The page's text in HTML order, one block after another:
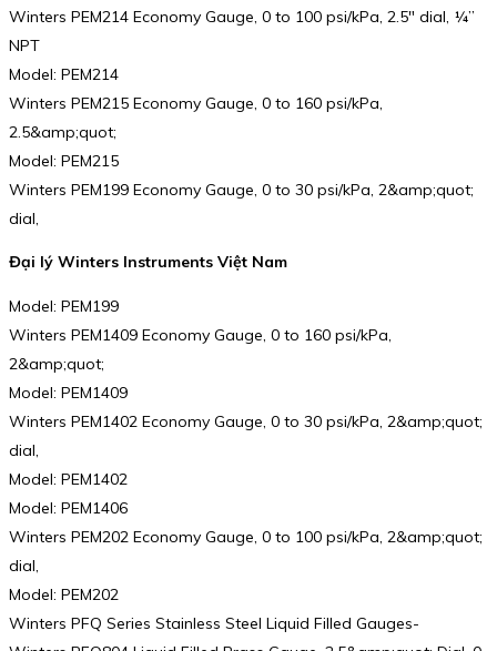
Winters PEM214 Economy Gauge, 0 to 100 psi/kPa, 2.5″ dial, ¼”
NPT
Model: PEM214
Winters PEM215 Economy Gauge, 0 to 160 psi/kPa,
2.5&amp;quot;
Model: PEM215
Winters PEM199 Economy Gauge, 0 to 30 psi/kPa, 2&amp;quot;
dial,
Đại lý Winters Instruments Việt Nam
Model: PEM199
Winters PEM1409 Economy Gauge, 0 to 160 psi/kPa,
2&amp;quot;
Model: PEM1409
Winters PEM1402 Economy Gauge, 0 to 30 psi/kPa, 2&amp;quot;
dial,
Model: PEM1402
Model: PEM1406
Winters PEM202 Economy Gauge, 0 to 100 psi/kPa, 2&amp;quot;
dial,
Model: PEM202
Winters PFQ Series Stainless Steel Liquid Filled Gauges-